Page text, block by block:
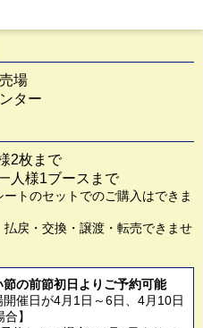
場
ター
2枚まで
人様1ブースまで
トのセットでのご購入はできま
戻・交換・譲渡・転売できませ
節の前節初日よりご予約可能
開催日が4月1日～6日、4月10日
】